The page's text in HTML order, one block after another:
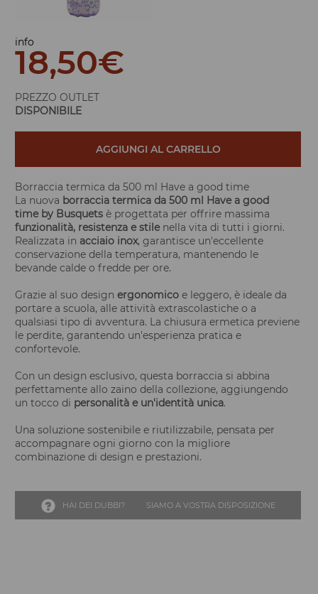
info
18,50€
PREZZO OUTLET
DISPONIBILE
AGGIUNGI AL CARRELLO
Borraccia termica da 500 ml Have a good time
La nuova borraccia termica da 500 ml Have a good
time by Busquets è progettata per offrire massima
funzionalità, resistenza e stilenella vita di tutti i giorni.
Realizzata in acciaio inox, garantisce un'eccellente
conservazione della temperatura, mantenendo le
bevande calde o fredde per ore.
Grazie al suo design ergonomico e leggero, è ideale da
portare a scuola, alle attività extrascolastiche o a
qualsiasi tipo di avventura. La chiusura ermetica previene
le perdite, garantendo un'esperienza pratica e
confortevole.
Con un design esclusivo, questa borraccia si abbina
perfettamente allo zaino della collezione, aggiungendo
un tocco di personalità e un'identità unica.
Una soluzione sostenibile e riutilizzabile, pensata per
accompagnare ogni giorno con la migliore
combinazione di design e prestazioni.
HAI DEI DUBBI? SIAMO A VOSTRA DISPOSIZIONE